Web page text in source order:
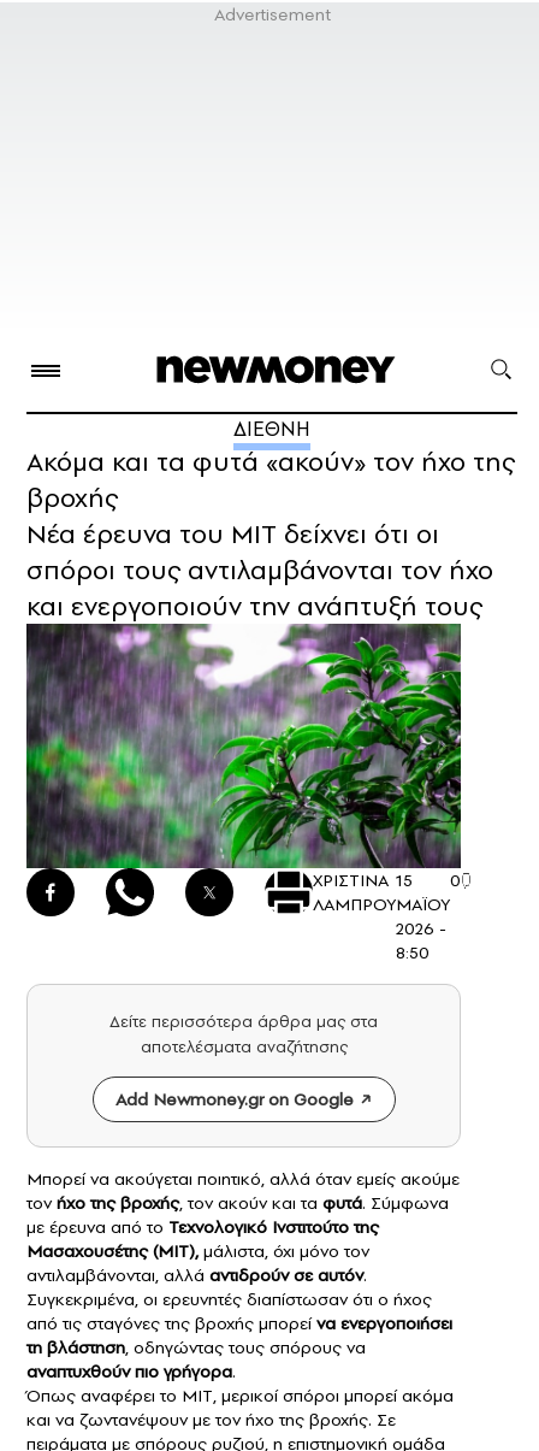
ΔΙΕΘΝΗ
Ακόμα και τα φυτά «ακούν» τον ήχο της
βροχής
Νέα έρευνα του ΜΙΤ δείχνει ότι οι
σπόροι τους αντιλαμβάνονται τον ήχο
και ενεργοποιούν την ανάπτυξή τους
ΧΡΙΣΤΙΝΑ
ΛΑΜΠΡΟΥ
15
ΜΑΪΟΥ
2026 -
8:50
0
Δείτε περισσότερα άρθρα μας στα
αποτελέσματα αναζήτησης
Add Newmoney.gr on Google
Μπορεί να ακούγεται ποιητικό, αλλά όταν εμείς ακούμε
τονήχο τηςβροχής, τον ακούν και τα φυτά. Σύμφωνα
με έρευνα από το Τεχνολογικό Ινστιτούτο της
Μασαχουσέτης (ΜΙΤ),μάλιστα, όχι μόνο τον
αντιλαμβάνονται, αλλά αντιδρούν σε αυτόν.
Συγκεκριμένα, οι ερευνητές διαπίστωσαν ότι ο ήχος
από τις σταγόνες της βροχής μπορείνα ενεργοποιήσει
τη βλάστηση, οδηγώντας τους σπόρους να
αναπτυχθούν πιο γρήγορα.
Όπως αναφέρει το ΜΙΤ, μερικοί σπόροι μπορεί ακόμα
και να ζωντανέψουν με τον ήχο της βροχής. Σε
πειράματα με σπόρους ρυζιού, η επιστημονική ομάδα